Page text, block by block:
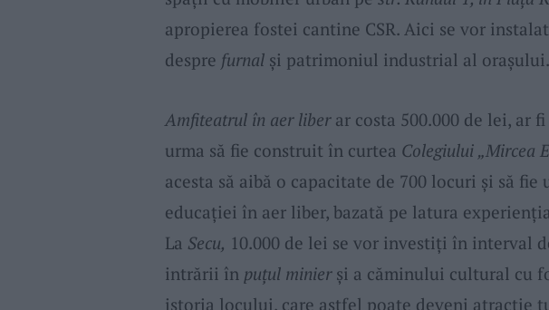
apropierea fostei cantine CSR. Aici se vor
despre furnalși patrimoniul industrial al orașului.
Amfiteatrul în aer liberar costa 500.000 de lei, ar
urma să fie construit în curtea Colegiului „Mircea
acesta să aibă o capacitate de 700 locuri și să
educației în aer liber, bazată pe latura
La Secu, 10.000 de lei se vor investiți în interval
intrării în puțul minierși a căminului cultural cu
istoria locului, care astfel poate deveni atracție